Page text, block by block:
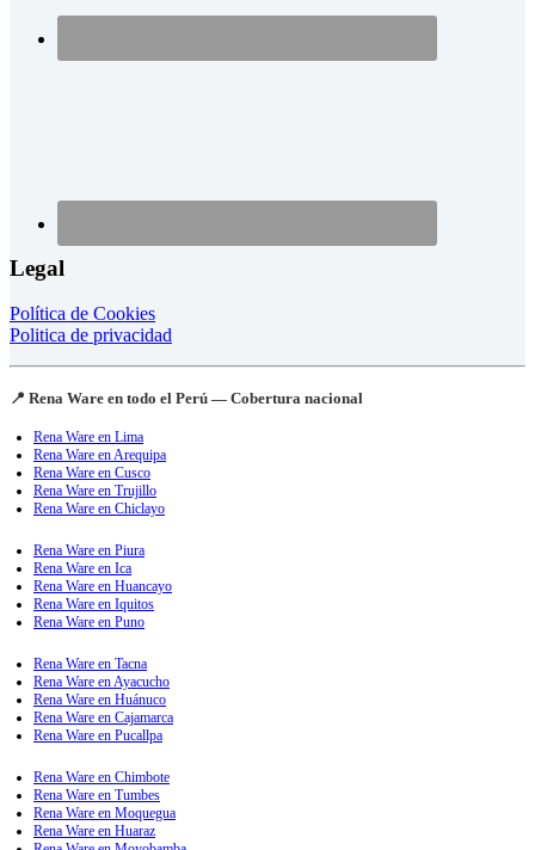
Legal
Política de Cookies
Politica de privacidad
📍 Rena Ware en todo el Perú — Cobertura nacional
Rena Ware en Lima
Rena Ware en Arequipa
Rena Ware en Cusco
Rena Ware en Trujillo
Rena Ware en Chiclayo
Rena Ware en Piura
Rena Ware en Ica
Rena Ware en Huancayo
Rena Ware en Iquitos
Rena Ware en Puno
Rena Ware en Tacna
Rena Ware en Ayacucho
Rena Ware en Huánuco
Rena Ware en Cajamarca
Rena Ware en Pucallpa
Rena Ware en Chimbote
Rena Ware en Tumbes
Rena Ware en Moquegua
Rena Ware en Huaraz